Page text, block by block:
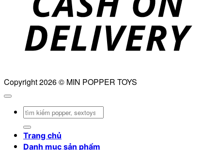
Copyright 2026 © MIN POPPER TOYS
Tìm
Trang chủ
Danh mục sản phẩm